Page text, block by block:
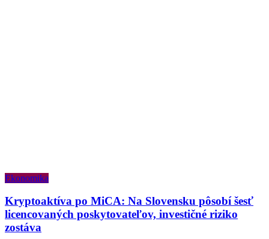
Ekonomika
Kryptoaktíva po MiCA: Na Slovensku pôsobí šesť
licencovaných poskytovateľov, investičné riziko
zostáva